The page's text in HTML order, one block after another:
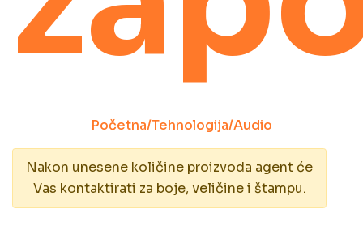
Početna/Tehnologija/Audio
Nakon unesene količine proizvoda agent će
Vas kontaktirati za boje, veličine i štampu.